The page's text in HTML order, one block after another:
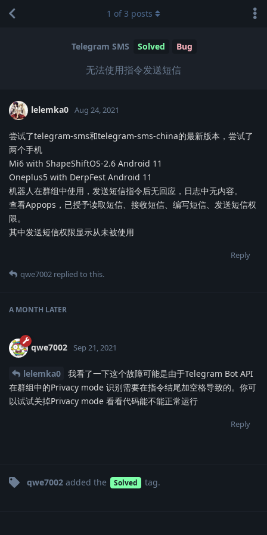
Telegram SMS Solved Bug
无法使用指令发送短信
1 of3 posts
lelemka0 Aug 24, 2021
尝试了telegram-sms和telegram-sms-china的最新版本，尝试了
两个手机
Mi6 with ShapeShiftOS-2.6 Android 11
Oneplus5 with DerpFest Android 11
机器人在群组中使用，发送短信指令后无回应，日志中无内容。
查看Appops，已授予读取短信、接收短信、编写短信、发送短信权
限。
其中发送短信权限显示从未被使用
Reply
qwe7002 replied to this.
A MONTH LATER
qwe7002 Sep 21, 2021
lelemka0
我看了一下这个故障可能是由于Telegram Bot API
在群组中的Privacy mode 识别需要在指令结尾加空格导致的。你可
以试试关掉Privacy mode 看看代码能不能正常运行
Reply
qwe7002 added the Solved tag.